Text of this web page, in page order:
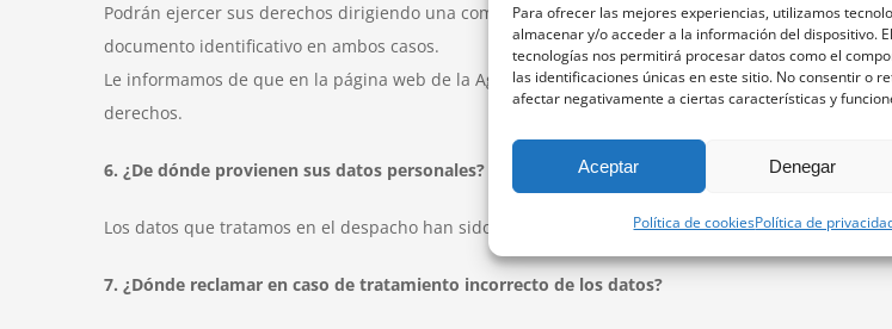
Para ofrecer las mejores experiencias, utilizamos
almacenar y/o acceder a la información del dispositivo.
tecnologías nos permitirá procesar datos como el
las identificaciones únicas en este sitio. No consentir o
afectar negativamente a ciertas características y
Aceptar Denegar
Política de cookiesPolítica de
Podrán ejercer sus derechos dirigiendo una comunicación por escrito al domicilio del despacho
documento identificativo en ambos casos.
Le informamos de que en la página web de la Agencia Española de Protección de Datos
derechos.
6. ¿De dónde provienen sus datos personales?
Los datos que tratamos en el despacho han sido proporcionados por su titular y obtenidos con
7. ¿Dónde reclamar en caso de tratamiento incorrecto de los datos?